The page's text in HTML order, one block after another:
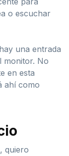
o escuchar
una entrada
monitor. No
en esta
ahí como
quiero